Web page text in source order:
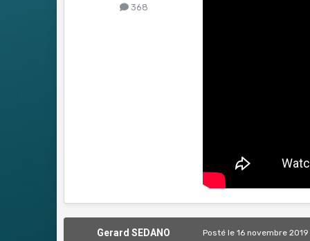
368
Gerard SEDANO Postéle 16 novembre 2019